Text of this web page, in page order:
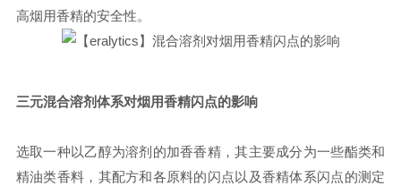
高烟用香精的安全性。
三元混合溶剂体系对烟用香精闪点的影响
选取一种以乙醇为溶剂的加香香精，其主要成分为一些酯类和
精油类香料，其配方和各原料的闪点以及香精体系闪点的测定